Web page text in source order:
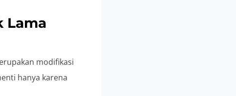
Lama
modifikasi
hanya karena